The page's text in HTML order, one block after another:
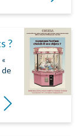
?
de
Lire la suite